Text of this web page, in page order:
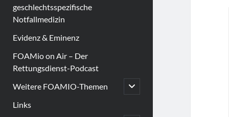
geschlechtsspezifische
Notfallmedizin
Evidenz & Eminenz
FOAMio on Air – Der
Rettungsdienst-Podcast
Weitere FOAMIO-Themen
open
child
Links